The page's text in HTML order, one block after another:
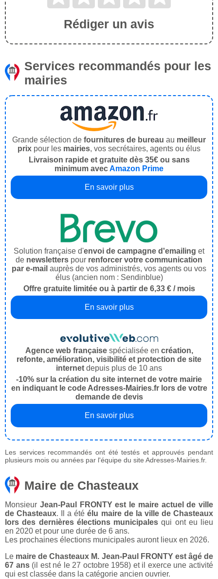
Rédiger un avis
Services recommandés pour les
mairies
Grande sélection de fournitures de bureau au meilleur
prix pour les mairies, vos secrétaires, agents ou élus
Livraison rapide et gratuite dès 35€ ou sans
minimum avecAmazon Prime
En savoir plus
Solution française d'envoi de campagne d'emailing et
de newsletters pour renforcer votre communication
par e-mail auprès de vos administrés, vos agents ou vos
élus (ancien nom : Sendinblue)
Offre gratuite limitée ou à partir de 6,33 € / mois
En savoir plus
Agence web françaisespécialisée en création,
refonte, amélioration, visibilité et protection de site
internet depuis plus de 10 ans
-10% sur la création du site internet de votre mairie
en indiquant le code Adresses-Mairies.fr lors de votre
demande de devis
En savoir plus
Les services recommandés ont été testés et approuvés pendant
plusieurs mois ou années par l'équipe du site Adresses-Mairies.fr.
Maire de Chasteaux
Monsieur Jean-Paul FRONTY est le maire actuel de ville
de Chasteaux. Il a étéélu maire de la ville de Chasteaux
lors des dernières élections municipales qui ont eu lieu
en 2020 et pour une durée de 6 ans.
Les prochaines élections municipales auront lieux en 2026.
Le maire de Chasteaux M. Jean-Paul FRONTY est âgé de
67 ans(il est né le 27 octobre 1958) et il exerce une activité
qui est classée dans la catégorie ancien ouvrier.